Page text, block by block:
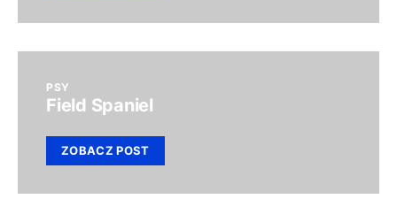
PSY
Field Spaniel
ZOBACZ POST